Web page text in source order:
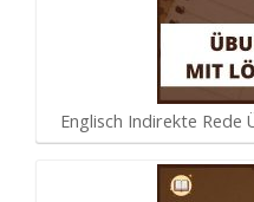
Englisch Indirekte Rede